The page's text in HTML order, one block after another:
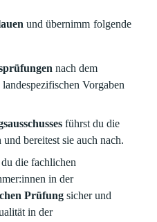
und übernimm folgende
nach dem
Vorgaben
führst du die
bereitest sie auch nach.
die fachlichen
in der
Prüfung sicher und
in der